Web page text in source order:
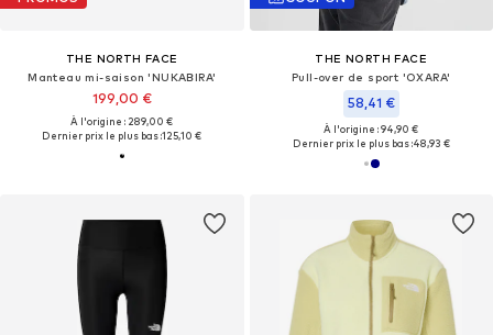
THE NORTH FACE
Manteau mi-saison 'NUKABIRA'
199,00 €
À l'origine : 289,00 €
Dernier prix le plus bas :125,10 €
THE NORTH FACE
Pull-over de sport 'OXARA'
58,41 €
À l'origine : 94,90 €
Dernier prix le plus bas :48,93 €